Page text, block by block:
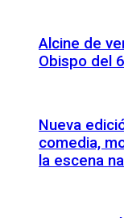
Alcine de
Obispo del
Nueva
comedia,
la escena